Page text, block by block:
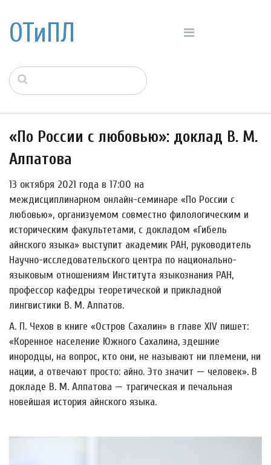
ОТиПЛ
«По России с любовью»: доклад В. М.
Алпатова
13 октября 2021 года в 17:00 на
междисциплинарном онлайн-семинаре «По России с
любовью», организуемом совместно филологическим и
историческим факультетами, с докладом «Гибель
айнского языка» выступит академик РАН, руководитель
Научно-исследовательского центра по национально-
языковым отношениям Института языкознания РАН,
профессор кафедры теоретической и прикладной
лингвистики В. М. Алпатов.
А. П. Чехов в книге «Остров Сахалин» в главе XIV пишет:
«Коренное население Южного Сахалина, здешние
инородцы, на вопрос, кто они, не называют ни племени, ни
нации, а отвечают просто: айно. Это значит — человек». В
докладе В. М. Алпатова — трагическая и печальная
новейшая история айнского языка.